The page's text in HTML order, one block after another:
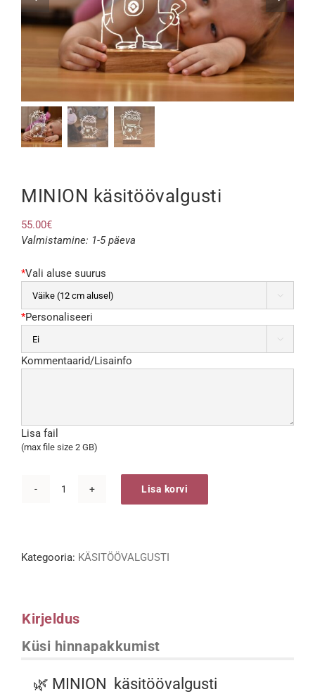
MINION käsitöövalgusti
55.00€
Valmistamine: 1-5 päeva
*Vali aluse suurus

*Personaliseeri

Kommentaarid/Lisainfo
Lisa fail
(max file size 2 GB)
MINION
Lisa korvi
Kategooria: KÄSITÖÖVALGUSTI
Kirjeldus
Küsi hinnapakkumist
🌿 MINION käsitöövalgusti